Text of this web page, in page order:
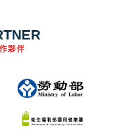
夥伴